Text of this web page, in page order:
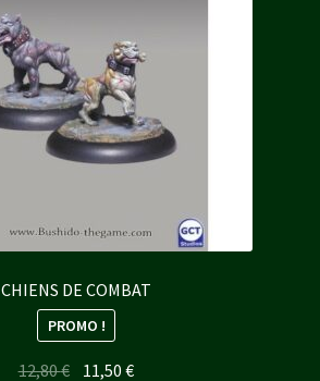
CHIENS DE COMBAT
PROMO !
12,80€ Le11,50€Le